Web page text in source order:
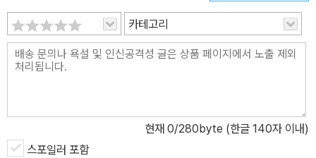
카테고리
현재 0/280byte (한글 140자 이내)
스포일러 포함